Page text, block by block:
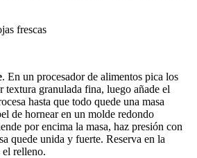
frescas
. En un procesador de alimentos pica los
textura granulada fina, luego añade el
hasta que todo quede una masa
de hornear en un molde redondo
por encima la masa, haz presión con
quede unida y fuerte. Reserva en la
el relleno.